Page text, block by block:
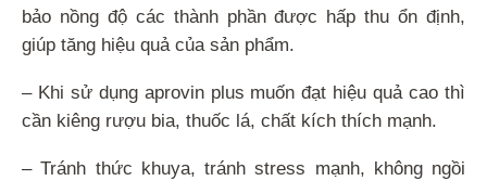
bảo nồng độ các thành phần được hấp thu ổn định,
giúp tăng hiệu quả của sản phẩm.
– Khi sử dụng aprovin plus muốn đạt hiệu quả cao thì
cần kiêng rượu bia, thuốc lá, chất kích thích mạnh.
– Tránh thức khuya, tránh stress mạnh, không ngồi